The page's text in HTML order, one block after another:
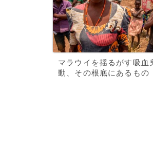
マラウイを揺るがす吸血
動、その根底にあるもの